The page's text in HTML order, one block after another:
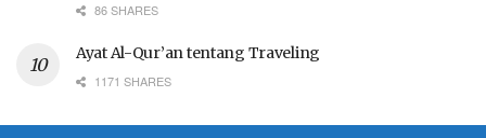
86 SHARES
Ayat Al-Qur’an tentang Traveling
1171 SHARES